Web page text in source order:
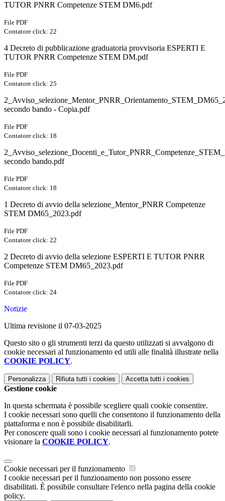
TUTOR PNRR Competenze STEM DM6.pdf
File PDF
Contatore click: 22
4 Decreto di pubblicazione graduatoria provvisoria ESPERTI E
TUTOR PNRR Competenze STEM DM.pdf
File PDF
Contatore click: 25
secondo bando - Copia.pdf
File PDF
Contatore click: 18
secondo bando.pdf
File PDF
Contatore click: 18
1 Decreto di avvio della selezione_Mentor_PNRR Competenze
STEM DM65_2023.pdf
File PDF
Contatore click: 22
2 Decreto di avvio della selezione ESPERTI E TUTOR PNRR
Competenze STEM DM65_2023.pdf
File PDF
Contatore click: 24
Notizie
Ultima revisione il 07-03-2025
Questo sito o gli strumenti terzi da questo utilizzati si avvalgono di
cookie necessari al funzionamento ed utili alle finalità illustrate nella
COOKIE POLICY.
Personalizza Rifiuta tutti i cookies Accetta tutti i cookies
Gestione cookie
In questa schermata è possibile scegliere quali cookie consentire.
I cookie necessari sono quelli che consentono il funzionamento della
piattaforma e non è possibile disabilitarli.
Per conoscere quali sono i cookie necessari al funzionamento potete
visionare la COOKIE POLICY.
Cookie necessari per il funzionamento
I cookie necessari per il funzionamento non possono essere
disabilitati. È possibile consultare l'elenco nella pagina della cookie
policy.